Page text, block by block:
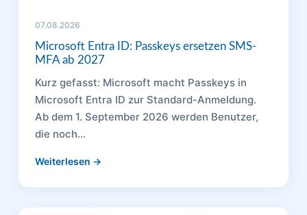
07.08.2026
Microsoft Entra ID: Passkeys ersetzen SMS-
MFA ab 2027
Kurz gefasst: Microsoft macht Passkeys in
Microsoft Entra ID zur Standard-Anmeldung.
Ab dem 1. September 2026 werden Benutzer,
die noch…
Weiterlesen →